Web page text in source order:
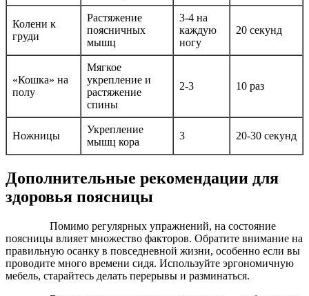
Колени к
груди
Растяжение
поясничных
мышц
3-4 на
каждую
ногу
20 секунд
«Кошка» на
полу
Мягкое
укрепление и
растяжение
спины
2-3 10 раз
Ножницы
Укрепление
мышц кора
3 20-30 секунд
Дополнительные рекомендации для
здоровья поясницы
Помимо регулярных упражнений, на состояние
поясницы влияет множество факторов. Обратите внимание на
правильную осанку в повседневной жизни, особенно если вы
проводите много времени сидя. Используйте эргономичную
мебель, старайтесь делать перерывы и разминаться.